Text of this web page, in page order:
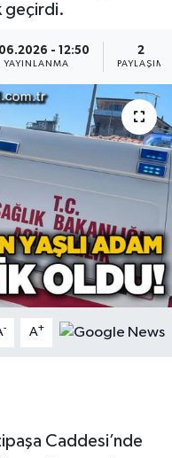
geçirdi.
- 12:50
YAYINLANMA
2
PAYLAŞIM
- A+
Caddesi’nde